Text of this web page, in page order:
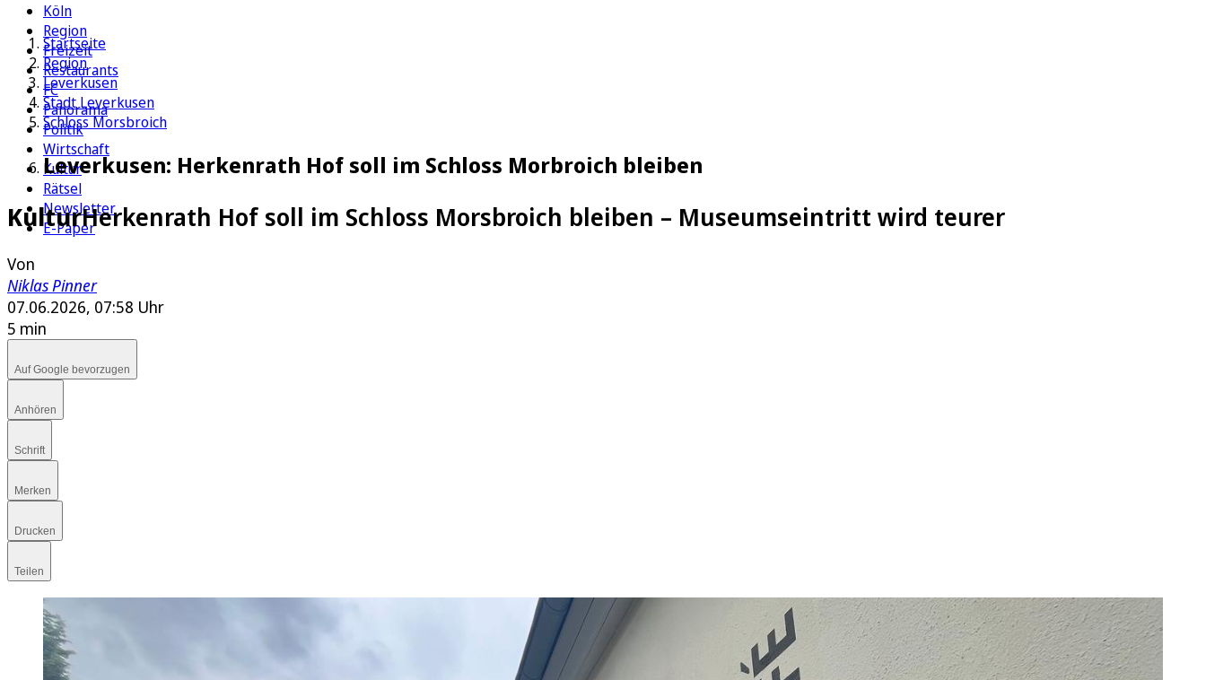
Köln
Region
Freizeit
Restaurants
FC
Panorama
Politik
Wirtschaft
Kultur
Rätsel
Newsletter
E-Paper
Startseite
Region
Leverkusen
Stadt Leverkusen
Schloss Morsbroich
Leverkusen: Herkenrath Hof soll im Schloss Morbroich bleiben
KulturHerkenrath Hof soll im Schloss Morsbroich bleiben – Museumseintritt wird teurer
Von
Niklas Pinner
07.06.2026, 07:58 Uhr
5 min
Auf Google bevorzugen
Anhören
Schrift
Merken
Drucken
Teilen